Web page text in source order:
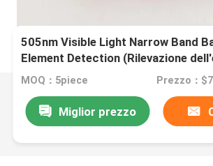
505nm Visible Light Narrow Band
Element Detection (Rilevazione
a banda stretta)
MOQ：5piece
Miglior prezzo